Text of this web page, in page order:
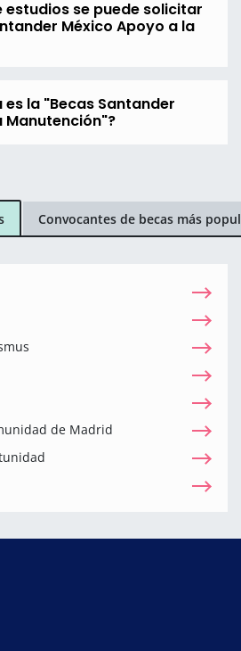
estudios se puede solicitar
México Apoyo a la
la "Becas Santander
Manutención"?
Convocantes de becas más
de Madrid